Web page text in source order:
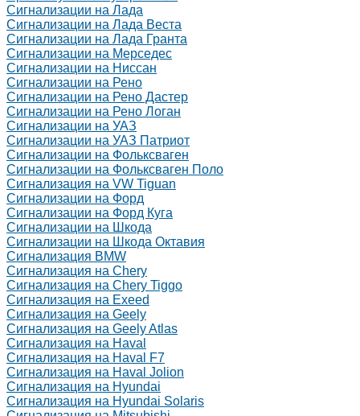
Сигнализации на Лада
Сигнализации на Лада Веста
Сигнализации на Лада Гранта
Сигнализации на Мерседес
Сигнализации на Ниссан
Сигнализации на Рено
Сигнализации на Рено Дастер
Сигнализации на Рено Логан
Сигнализации на УАЗ
Сигнализации на УАЗ Патриот
Сигнализации на Фольксваген
Сигнализации на Фольксваген Поло
Сигнализация на VW Tiguan
Сигнализации на Форд
Сигнализации на Форд Куга
Сигнализации на Шкода
Сигнализации на Шкода Октавия
Сигнализация BMW
Сигнализация на Chery
Сигнализация на Chery Tiggo
Сигнализация на Exeed
Сигнализация на Geely
Сигнализация на Geely Atlas
Сигнализация на Haval
Сигнализация на Haval F7
Сигнализация на Haval Jolion
Сигнализация на Hyundai
Сигнализация на Hyundai Solaris